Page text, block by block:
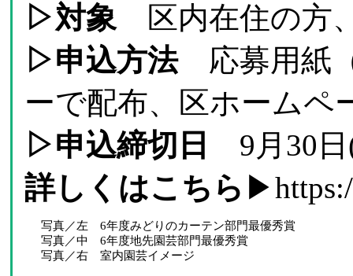
▷対象区内在住の方
▷申込方法応募用紙（
ーで配布、区ホームペ
▷申込締切日
9月30日
詳しくはこちら ▶
写真／左 6年度みどりのカーテン部門最優秀賞
写真／中 6年度地先園芸部門最優秀賞
写真／右 室内園芸イメージ